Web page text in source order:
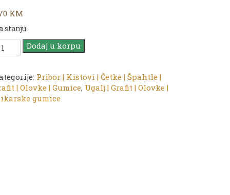
KM
stanju
Dodaj u korpu
Pribor | Kistovi | Četke | Špahtle |
| Olovke | Gumice, Ugalj | Grafit | Olovke |
gumice